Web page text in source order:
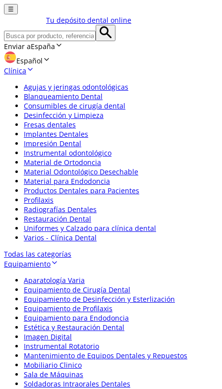
☰
Tu depósito dental online
Enviar aEspaña
Español
Clínica
Agujas y jeringas odontológicas
Blanqueamiento Dental
Consumibles de cirugía dental
Desinfección y Limpieza
Fresas dentales
Implantes Dentales
Impresión Dental
Instrumental odontológico
Material de Ortodoncia
Material Odontológico Desechable
Material para Endodoncia
Productos Dentales para Pacientes
Profilaxis
Radiografías Dentales
Restauración Dental
Uniformes y Calzado para clínica dental
Varios - Clínica Dental
Todas las categorías
Equipamiento
Aparatología Varia
Equipamiento de Cirugía Dental
Equipamiento de Desinfección y Esterlización
Equipamiento de Profilaxis
Equipamiento para Endodoncia
Estética y Restauración Dental
Imagen Digital
Instrumental Rotatorio
Mantenimiento de Equipos Dentales y Repuestos
Mobiliario Clinico
Sala de Máquinas
Soldadoras Intraorales Dentales